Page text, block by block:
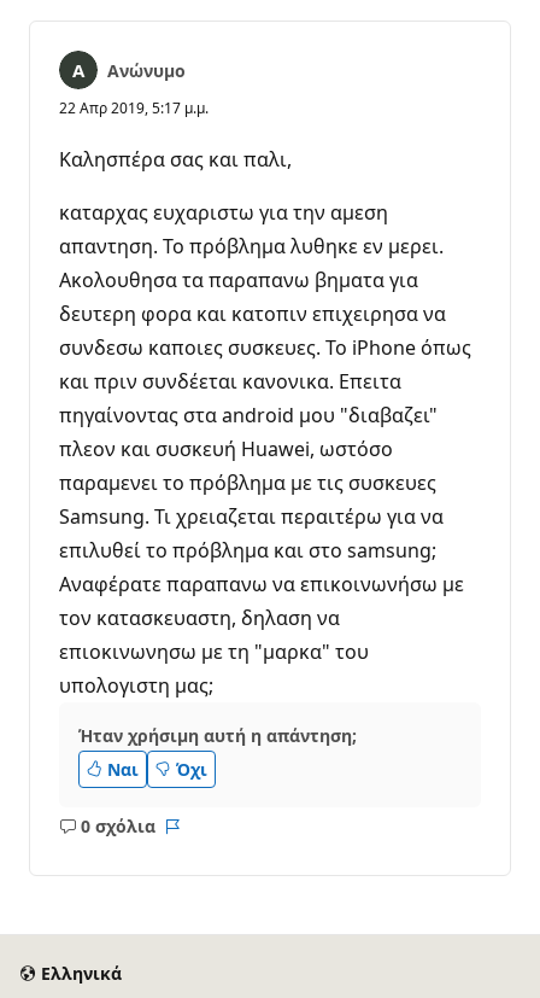
Ανώνυμο
22 Απρ 2019, 5:17 μ.μ.
Καλησπέρα σας και παλι,
καταρχας ευχαριστω για την αμεση
απαντηση. Το πρόβλημα λυθηκε εν μερει.
Ακολουθησα τα παραπανω βηματα για
δευτερη φορα και κατοπιν επιχειρησα να
συνδεσω καποιες συσκευες. Το iPhone όπως
και πριν συνδέεται κανονικα. Επειτα
πηγαίνοντας στα android μου "διαβαζει"
πλεον και συσκευή Huawei, ωστόσο
παραμενει το πρόβλημα με τις συσκευες
Samsung. Τι χρειαζεται περαιτέρω για να
επιλυθεί το πρόβλημα και στο samsung;
Αναφέρατε παραπανω να επικοινωνήσω με
τον κατασκευαστη, δηλαση να
επιοκινωνησω με τη "μαρκα" του
υπολογιστη μας;
Ήταν χρήσιμη αυτή η απάντηση;
Ναι
Όχι
0 σχόλια
Κανένα
Ελληνικά